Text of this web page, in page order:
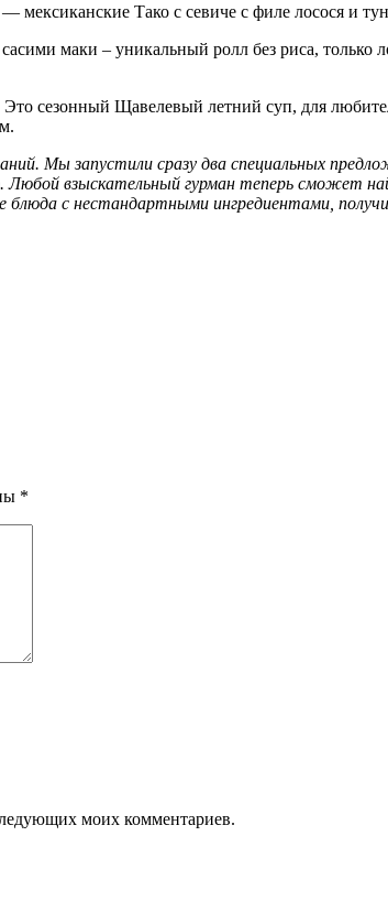
мексиканские Тако с севиче с филе лосося и
маки – уникальный ролл без риса, только
сезонный Щавелевый летний суп, для
Мы запустили сразу два специальных
взыскательный гурман теперь сможет
с нестандартными ингредиентами,
*
моих комментариев.